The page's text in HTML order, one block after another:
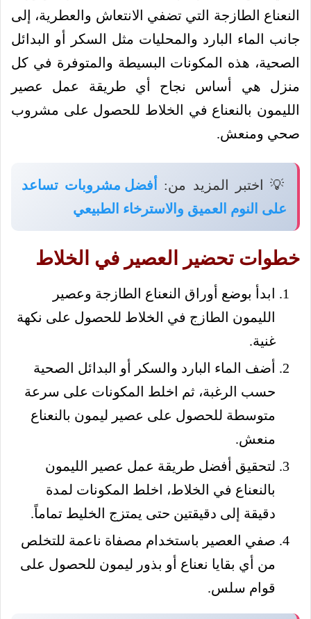
النعناع الطازجة التي تضفي الانتعاش والعطرية، إلى
جانب الماء البارد والمحليات مثل السكر أو البدائل
الصحية، هذه المكونات البسيطة والمتوفرة في كل
منزل هي أساس نجاح أي طريقة عمل عصير
الليمون بالنعناع في الخلاط للحصول على مشروب
صحي ومنعش.
💡 اختبر المزيد من:
أفضل مشروبات تساعد
على النوم العميق والاسترخاء الطبيعي
خطوات تحضير العصير في الخلاط
ابدأ بوضع أوراق النعناع الطازجة وعصير
الليمون الطازج في الخلاط للحصول على نكهة
غنية.
أضف الماء البارد والسكر أو البدائل الصحية
حسب الرغبة، ثم اخلط المكونات على سرعة
متوسطة للحصول على عصير ليمون بالنعناع
منعش.
لتحقيق أفضل طريقة عمل عصير الليمون
بالنعناع في الخلاط، اخلط المكونات لمدة
دقيقة إلى دقيقتين حتى يمتزج الخليط تماماً.
صفي العصير باستخدام مصفاة ناعمة للتخلص
من أي بقايا نعناع أو بذور ليمون للحصول على
قوام سلس.